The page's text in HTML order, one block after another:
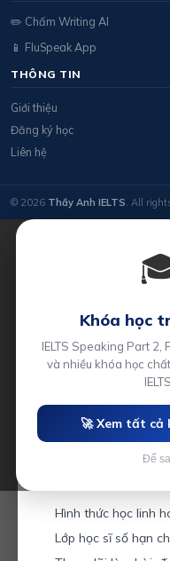
✏️ Chấm Writing AI
📱 FluSpeak App
THÔNG TIN
Giới thiệu
Đăng ký học
Liên hệ
© 2026 Thầy Anh IELTS. All
Luyện thi IELTS
Giáo viên hơn 10
Hình thức học linh
Lớp học sĩ số hạn
Khóa học
IELTS Speaking Part 2,
và nhiều khóa học
IELTS.
🚀 Xem tất cả
Để